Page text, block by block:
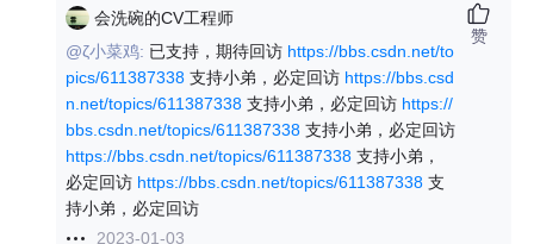
会洗碗的CV工程师
@ζ小菜鸡: 已支持，期待回访 https://bbs.csdn.net/to
pics/611387338 支持小弟，必定回访 https://bbs.csd
n.net/topics/611387338 支持小弟，必定回访 https://
bbs.csdn.net/topics/611387338 支持小弟，必定回访
https://bbs.csdn.net/topics/611387338 支持小弟，
必定回访 https://bbs.csdn.net/topics/611387338 支
持小弟，必定回访
2023-01-03
赞